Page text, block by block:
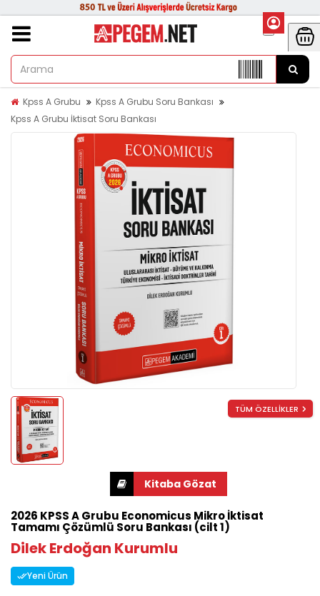
Kpss A Grubu
Kpss A Grubu Soru Bankası
Kpss A Grubu İktisat Soru Bankası
TÜM ÖZELLİKLER
2026 KPSS A Grubu Economicus Mikro İktisat
Tamamı Çözümlü Soru Bankası (cilt 1)
Dilek Erdoğan Kurumlu
Yeni Ürün